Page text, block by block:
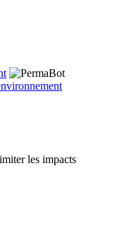
les impacts